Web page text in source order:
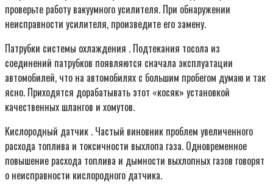
проверьте работу вакуумного усилителя. При обнаружении
неисправности усилителя, произведите его замену.
Патрубки системы охлаждения . Подтекания тосола из
соединений патрубков появляются сначала эксплуатации
автомобилей, что на автомобилях с большим пробегом думаю и так
ясно. Приходятся дорабатывать этот «косяк» установкой
качественных шлангов и хомутов.
Кислородный датчик . Частый виновник проблем увеличенного
расхода топлива и токсичности выхлопа газа. Одновременное
повышение расхода топлива и дымности выхлопных газов говорят
о неисправности кислородного датчика.